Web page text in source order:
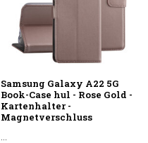
Samsung Galaxy A22 5G
Book-Case hul - Rose Gold -
Kartenhalter -
Magnetverschluss